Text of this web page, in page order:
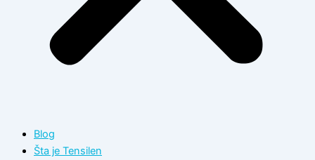
Blog
Šta je Tensilen